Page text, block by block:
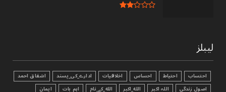
لیبلز
احتساب احتیاط احساس اخلاقیات ادارے_کی_پسند
اشفاق احمد
اصول زندگی
اللہ اکبر الله_اکبر الله_کے_نام اہم بات ایمان